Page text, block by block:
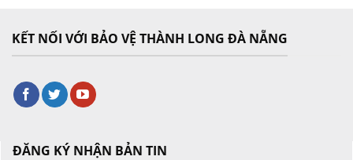
KẾT NỐI VỚI BẢO VỆ THÀNH LONG ĐÀ NẴNG
ĐĂNG KÝ NHẬN BẢN TIN